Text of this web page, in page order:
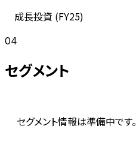
成長投資 (FY25)
04
セグメント
セグメント情報は準備中です。